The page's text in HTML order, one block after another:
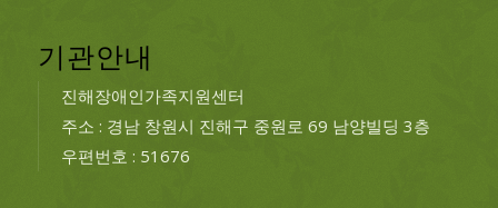
기관안내
진해장애인가족지원센터
주소 : 경남 창원시 진해구 중원로 69 남양빌딩 3층
우편번호 : 51676